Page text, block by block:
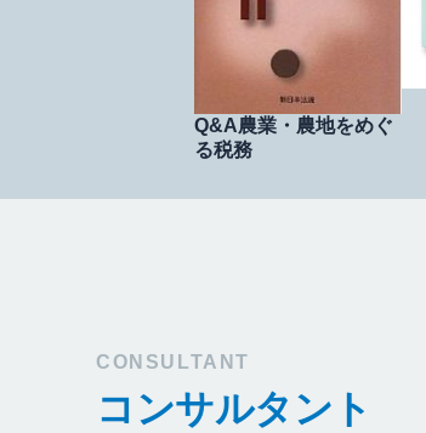
Q&A農業・農地をめぐ
る税務
CONSULTANT
コンサルタント